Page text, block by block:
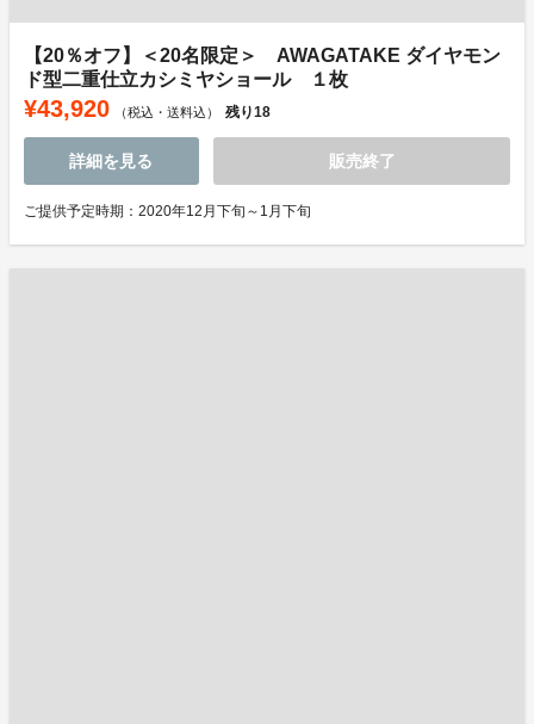
【20％オフ】＜20名限定＞ AWAGATAKE ダイヤモン
ド型二重仕立カシミヤショール １枚
¥43,920 （税込・送料込） 残り18
詳細を見る 販売終了
ご提供予定時期：2020年12月下旬～1月下旬